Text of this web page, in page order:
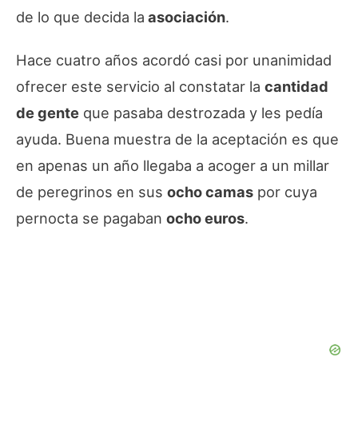
de lo que decida la asociación.
Hace cuatro años acordó casi por unanimidad
ofrecer este servicio al constatar la cantidad
de gente que pasaba destrozada y les pedía
ayuda. Buena muestra de la aceptación es que
en apenas un año llegaba a acoger a un millar
de peregrinos en sus ocho camas por cuya
pernocta se pagaban ocho euros.